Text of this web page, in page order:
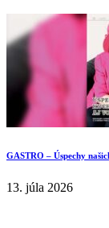
GASTRO – Úspechy
13. júla 2026